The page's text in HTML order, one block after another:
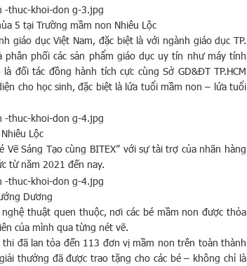
5 tại Trường mầm non Nhiêu Lộc
giáo dục Việt Nam, đặc biệt là với ngành giáo dục TP.
phối các sản phẩm giáo dục uy tín như máy tính
đối tác đồng hành tích cực cùng Sở GD&ĐT TP.HCM
cho học sinh, đặc biệt là lứa tuổi mầm non – lứa tuổi
Lộc
Sáng Tạo cùng BITEX” với sự tài trợ của nhãn hàng
từ năm 2021 đến nay.
Dương
thuật quen thuộc, nơi các bé mầm non được thỏa
của mình qua từng nét vẽ.
đã lan tỏa đến 113 đơn vị mầm non trên toàn thành
thưởng đã được trao tặng cho các bé – không chỉ là